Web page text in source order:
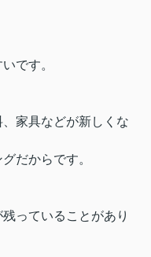
です。
家具などが新しくな
だからです。
っていることがあり